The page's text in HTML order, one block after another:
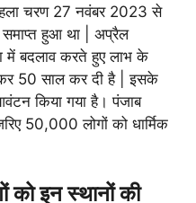
चरण 27 नवंबर 2023 से
हुआ था | अप्रैल
में बदलाव करते हुए लाभ के
50 साल कर दी है | इसके
किया गया है। पंजाब
50,000 लोगों को धार्मिक
इन स्थानों की